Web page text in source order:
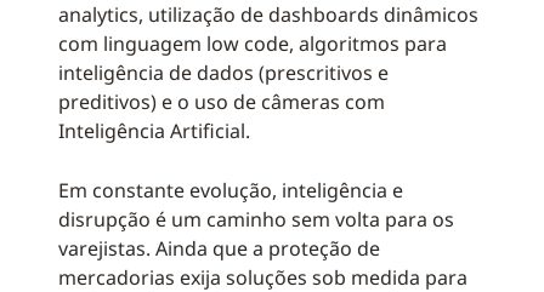
analytics, utilização de dashboards dinâmicos
com linguagem low code, algoritmos para
inteligência de dados (prescritivos e
preditivos) e o uso de câmeras com
Inteligência Artificial.
Em constante evolução, inteligência e
disrupção é um caminho sem volta para os
varejistas. Ainda que a proteção de
mercadorias exija soluções sob medida para